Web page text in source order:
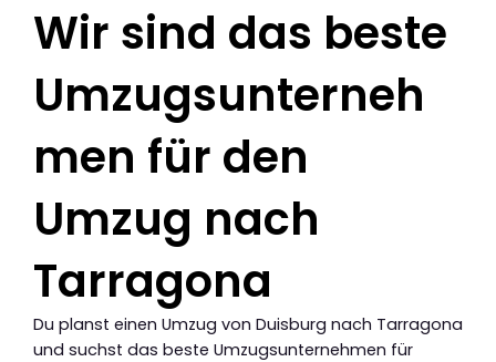
Wir sind das beste
Umzugsunterneh
men für den
Umzug nach
Tarragona
Du planst einen Umzug von Duisburg nach Tarragona
und suchst das beste Umzugsunternehmen für